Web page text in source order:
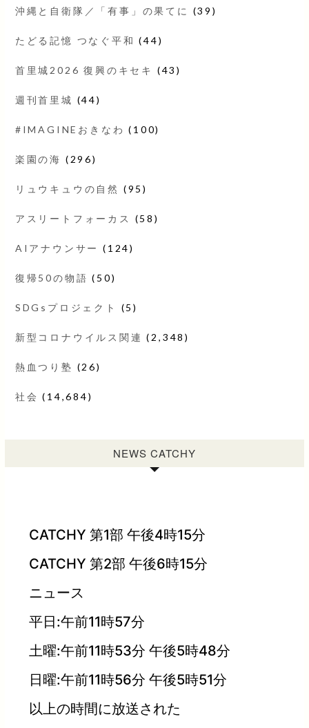
沖縄と自衛隊／「有事」の果てに (39)
たどる記憶 つなぐ平和 (44)
首里城2026 復興のキセキ (43)
週刊首里城 (44)
#IMAGINEおきなわ (100)
楽園の海 (296)
リュウキュウの自然 (95)
アスリートフォーカス (58)
AIアナウンサー (124)
復帰50の物語 (50)
SDGsプロジェクト (5)
新型コロナウイルス関連 (2,348)
熱血つり塾 (26)
社会 (14,684)
NEWS CATCHY
CATCHY 第1部 午後4時15分
CATCHY 第2部 午後6時15分
ニュース
平日:午前11時57分
土曜:午前11時53分 午後5時48分
日曜:午前11時56分 午後5時51分
以上の時間に放送された